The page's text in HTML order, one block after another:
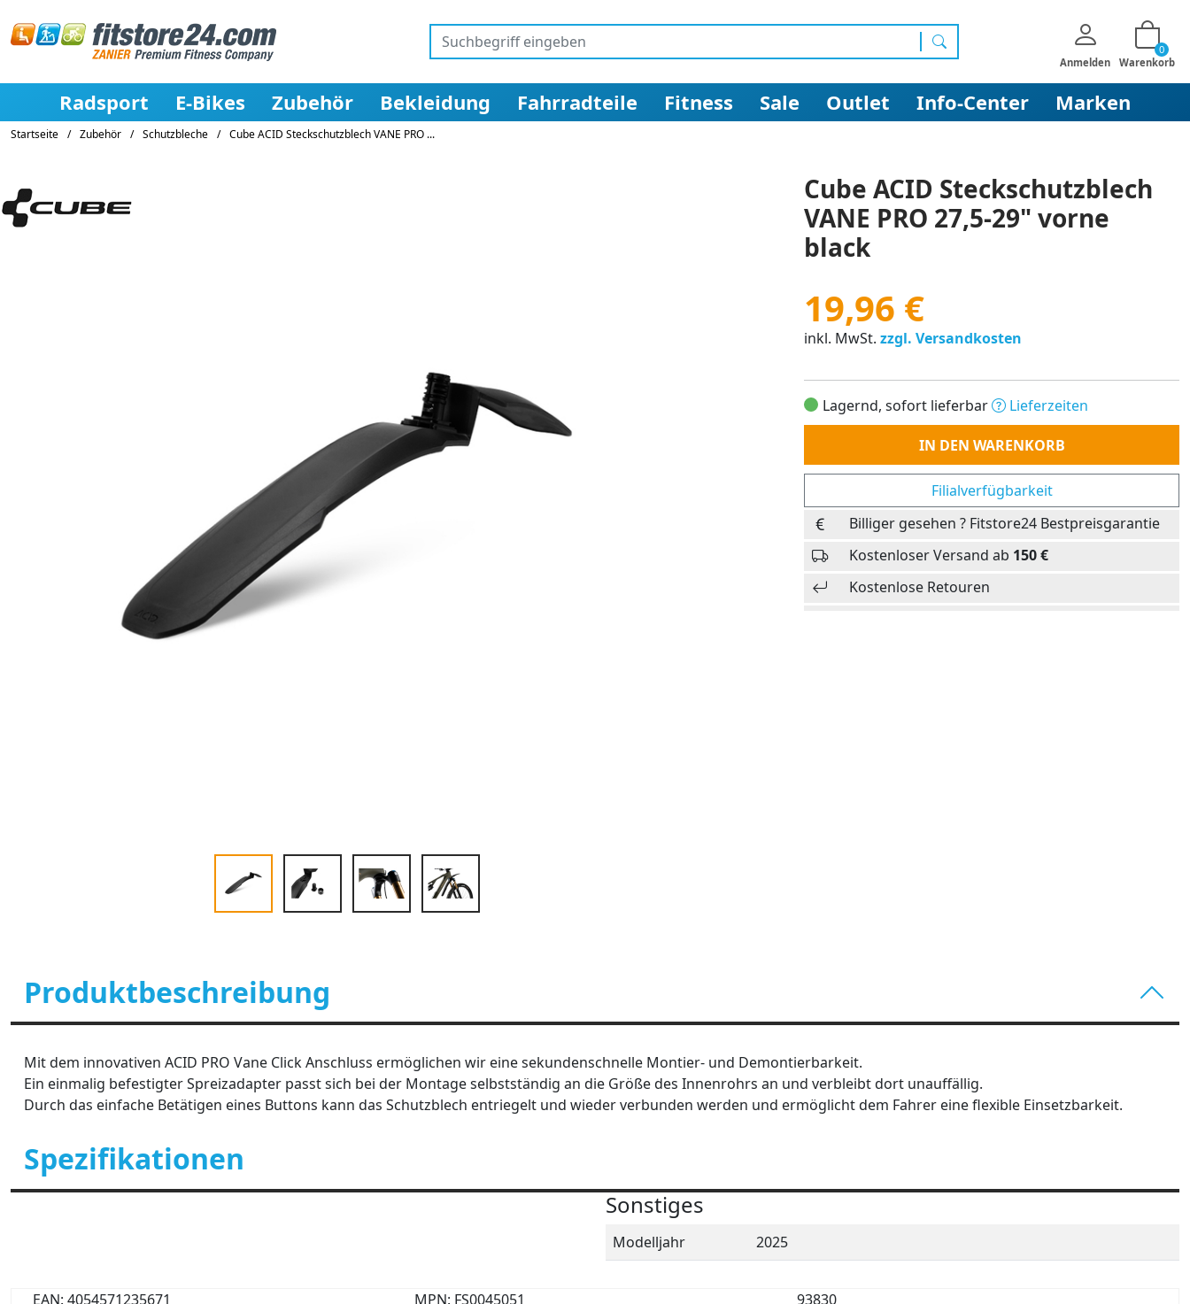
Suchen Anmelden Warenkorb
0
Radsport E-Bikes Zubehör Bekleidung Fahrradteile Fitness Sale Outlet Info-Center Marken
Startseite / Zubehör / Schutzbleche / Cube ACID Steckschutzblech VANE PRO ...
Cube ACID Steckschutzblech
VANE PRO 27,5-29" vorne
black
19,96 €
inkl. MwSt. zzgl. Versandkosten
Lagernd, sofort lieferbar
Lieferzeiten
Anzahl
IN DEN WARENKORB
Filialverfügbarkeit
Billiger gesehen ? Fitstore24 Bestpreisgarantie
Kostenloser Versand ab 150 €
Kostenlose Retouren
Produktbeschreibung
Mit dem innovativen ACID PRO Vane Click Anschluss ermöglichen wir eine sekundenschnelle Montier- und Demontierbarkeit.
Ein einmalig befestigter Spreizadapter passt sich bei der Montage selbstständig an die Größe des Innenrohrs an und verbleibt dort unauffällig.
Durch das einfache Betätigen eines Buttons kann das Schutzblech entriegelt und wieder verbunden werden und ermöglicht dem Fahrer eine flexible Einsetzbarkeit.
Spezifikationen
Sonstiges
Modelljahr 2025
EAN: 4054571235671 MPN: FS0045051 93830